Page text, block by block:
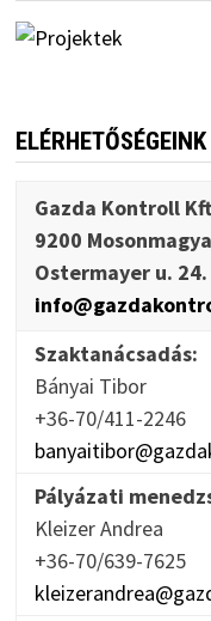
ELÉRHETŐSÉGEINK
Gazda Kontroll
9200
Ostermayer u. 24.
Szaktanácsadás:
Bányai Tibor
+36-70/411-2246
Pályázati
Kleizer Andrea
+36-70/639-7625